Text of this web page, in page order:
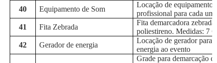
40 Equipamento de Som
Locação de equipamento
profissional para cada
41
Fita Zebrada
Fita demarcadora
poliestireno. Medidas: 7
42
Gerador de energia
Locação de gerador para
energia ao evento
Grade para demarcação